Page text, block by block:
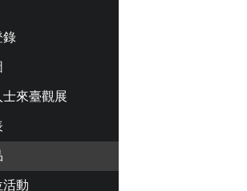
錄
來臺觀展
活動